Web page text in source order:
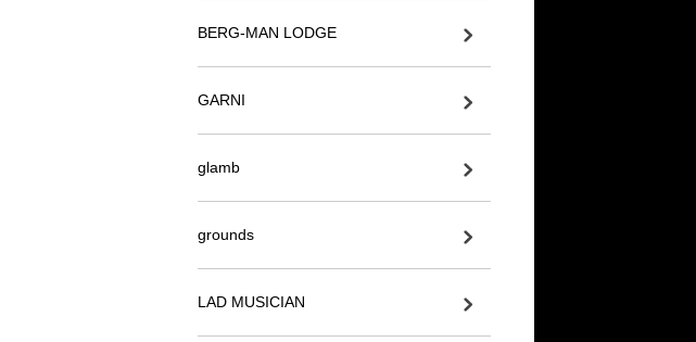
BERG-MAN LODGE
GARNI
glamb
grounds
LAD MUSICIAN